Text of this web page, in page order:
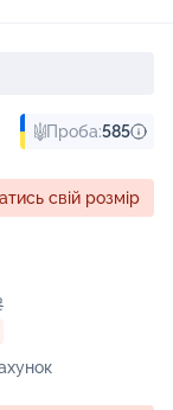
Проба:585
свій розмір